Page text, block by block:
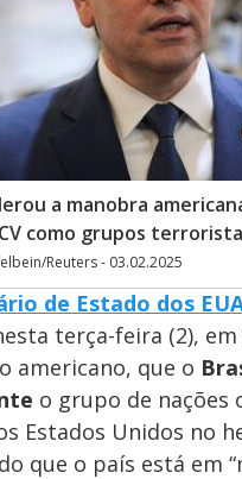
a manobra
CV como grupos
Reuters - 03.02.2025
de Estado dos
terça-feira (2),
americano, que o
o grupo de nações
Estados Unidos no
que o país está em